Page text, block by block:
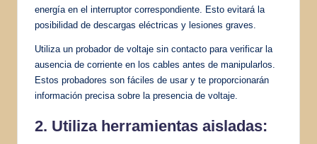
energía en el interruptor correspondiente. Esto evitará la
posibilidad de descargas eléctricas y lesiones graves.
Utiliza un probador de voltaje sin contacto para verificar la
ausencia de corriente en los cables antes de manipularlos.
Estos probadores son fáciles de usar y te proporcionarán
información precisa sobre la presencia de voltaje.
2. Utiliza herramientas aisladas: